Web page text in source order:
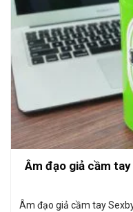
Âm đạo giả cầm
Âm đạo giả cầm tay